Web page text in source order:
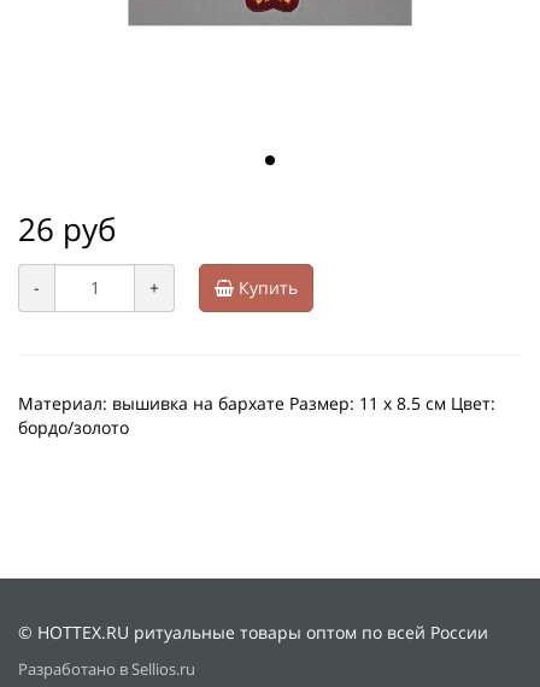
26 руб
- + Купить
Материал: вышивка на бархате Размер: 11 х 8.5 см Цвет:
бордо/золото
© HOTTEX.RU ритуальные товары оптом по всей России
Разработано в Sellios.ru